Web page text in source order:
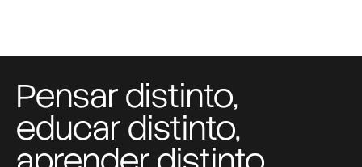
Pensar distinto,
educar distinto,